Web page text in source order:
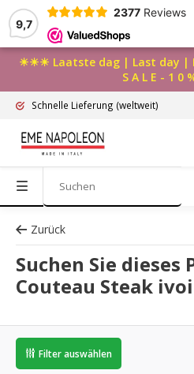
9,7
2377 Reviews
☀☀☀ Laatste dag | Last day |
S A L E - 1
Schnelle Lieferung (weltweit)
Zurück
Suchen Sie dieses
Couteau Steak
Filter auswählen